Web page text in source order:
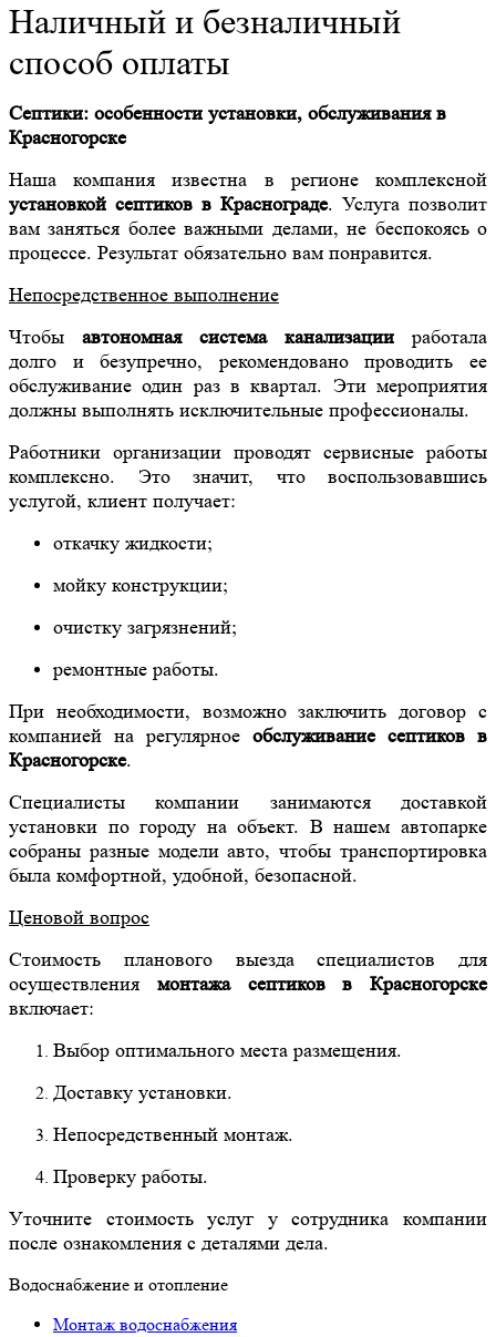
Наличный и безналичный
способ оплаты
Септики: особенности установки, обслуживания в
Красногорске
Наша компания известна в регионе комплексной
установкой септиков в Краснограде. Услуга позволит
вам заняться более важными делами, не беспокоясь о
процессе. Результат обязательно вам понравится.
Непосредственное выполнение
Чтобы автономная система канализации работала
долго и безупречно, рекомендовано проводить ее
обслуживание один раз в квартал. Эти мероприятия
должны выполнять исключительные профессионалы.
Работники организации проводят сервисные работы
комплексно. Это значит, что воспользовавшись
услугой, клиент получает:
откачку жидкости;
мойку конструкции;
очистку загрязнений;
ремонтные работы.
При необходимости, возможно заключить договор с
компанией на регулярное обслуживание септиков в
Красногорске.
Специалисты компании занимаются доставкой
установки по городу на объект. В нашем автопарке
собраны разные модели авто, чтобы транспортировка
была комфортной, удобной, безопасной.
Ценовой вопрос
Стоимость планового выезда специалистов для
осуществления монтажа септиков в Красногорске
включает:
Выбор оптимального места размещения.
Доставку установки.
Непосредственный монтаж.
Проверку работы.
Уточните стоимость услуг у сотрудника компании
после ознакомления с деталями дела.
Водоснабжение и отопление
Монтаж водоснабжения